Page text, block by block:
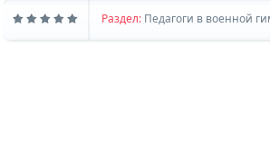
Школа социальной адаптации
Раздел: Педагоги в военной